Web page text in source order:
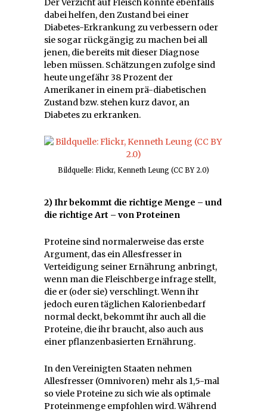
Der Verzicht auf Fleisch könnte ebenfalls
dabei helfen, den Zustand bei einer
Diabetes-Erkrankung zu verbessern oder
sie sogar rückgängig zu machen bei all
jenen, die bereits mit dieser Diagnose
leben müssen. Schätzungen zufolge sind
heute ungefähr 38 Prozent der
Amerikaner in einem prä-diabetischen
Zustand bzw. stehen kurz davor, an
Diabetes zu erkranken.
Bildquelle: Flickr, Kenneth Leung (CC BY 2.0)
2) Ihr bekommt die richtige Menge – und
die richtige Art – von Proteinen
Proteine sind normalerweise das erste
Argument, das ein Allesfresser in
Verteidigung seiner Ernährung anbringt,
wenn man die Fleischberge infrage stellt,
die er (oder sie) verschlingt. Wenn ihr
jedoch euren täglichen Kalorienbedarf
normal deckt, bekommt ihr auch all die
Proteine, die ihr braucht, also auch aus
einer pflanzenbasierten Ernährung.
In den Vereinigten Staaten nehmen
Allesfresser (Omnivoren) mehr als 1,5-mal
so viele Proteine zu sich wie als optimale
Proteinmenge empfohlen wird. Während